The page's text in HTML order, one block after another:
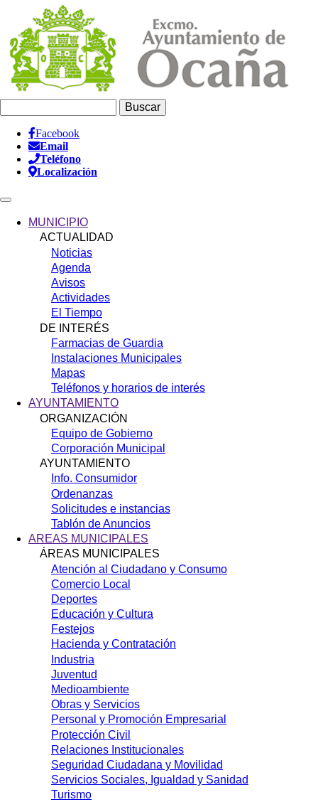
contenido
principal
Información
Header
Facebook
Email
Teléfono
Localización
navigationMUNICIPIO
ACTUALIDAD
Noticias
Agenda
Avisos
Actividades
El Tiempo
DE INTERÉS
Farmacias de Guardia
Instalaciones Municipales
Mapas
Teléfonos y horarios de interés
AYUNTAMIENTO
ORGANIZACIÓN
Equipo de Gobierno
Corporación Municipal
AYUNTAMIENTO
Info. Consumidor
Ordenanzas
Solicitudes e instancias
Tablón de Anuncios
AREAS MUNICIPALES
ÁREAS MUNICIPALES
Atención al Ciudadano y Consumo
Comercio Local
Deportes
Educación y Cultura
Festejos
Hacienda y Contratación
Industria
Juventud
Medioambiente
Obras y Servicios
Personal y Promoción Empresarial
Protección Civil
Relaciones Institucionales
Seguridad Ciudadana y Movilidad
Servicios Sociales, Igualdad y Sanidad
Turismo